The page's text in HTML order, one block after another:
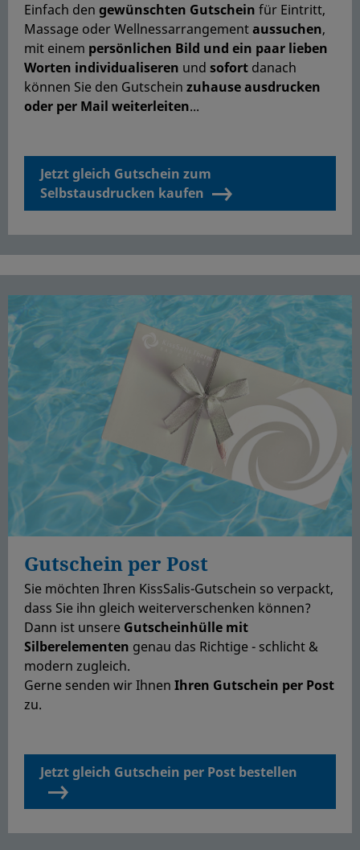
Einfach den gewünschten Gutschein für Eintritt,
Massage oder Wellnessarrangementaussuchen,
mit einem persönlichen Bild und ein paar lieben
Worten individualiseren und sofort danach
können Sie den Gutschein zuhause ausdrucken
oder per Mail weiterleiten...
Jetzt gleich Gutschein zum
Selbstausdrucken kaufen
Gutschein per Post
Sie möchten Ihren KissSalis-Gutschein so verpackt,
dass Sie ihn gleich weiterverschenken können?
Dann ist unsere Gutscheinhülle mit
Silberelementen genau das Richtige - schlicht &
modern zugleich.
Gerne senden wir Ihnen Ihren Gutschein per Post
zu.
Jetzt gleich Gutschein per Post bestellen